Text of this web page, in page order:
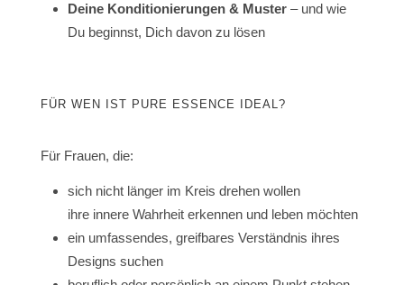
Deine Konditionierungen & Muster– und wie
Du beginnst, Dich davon zu lösen
FÜR WEN IST PURE ESSENCE IDEAL?
Für Frauen, die:
sich nicht länger im Kreis drehen wollen
ihre innere Wahrheit erkennen und leben möchten
ein umfassendes, greifbares Verständnis ihres
Designs suchen